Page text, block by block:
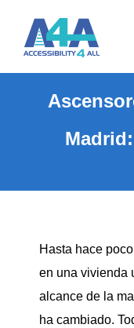
contenido
Hasta hace
en una vivienda
alcance de la
ha cambiado.